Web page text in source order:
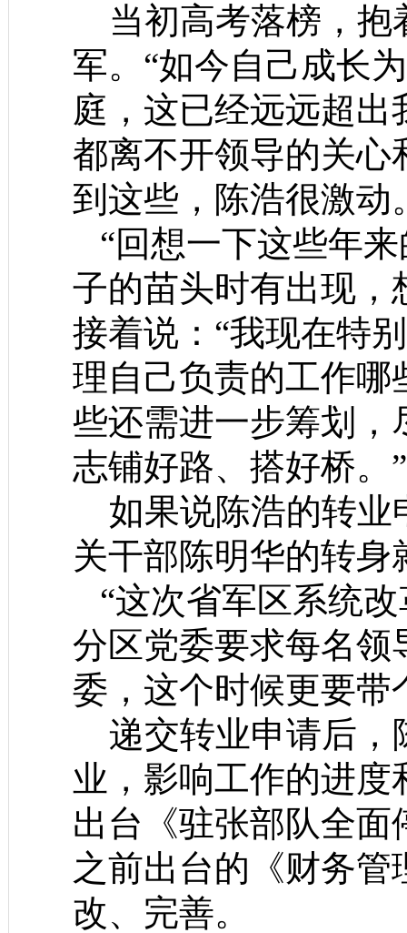
当初高考落榜，抱
军。“如今自己成长
庭，这已经远远超
都离不开领导的关心
到这些，陈浩很激动
“回想一下这些年
子的苗头时有出现，
接着说：“我现在特
理自己负责的工作哪
些还需进一步筹划，
志铺好路、搭好桥。”
如果说陈浩的转业
关干部陈明华的转身
“这次省军区系统
分区党委要求每名领
委，这个时候更要带
递交转业申请后，
业，影响工作的进度
出台《驻张部队全
之前出台的《财务
改、完善。